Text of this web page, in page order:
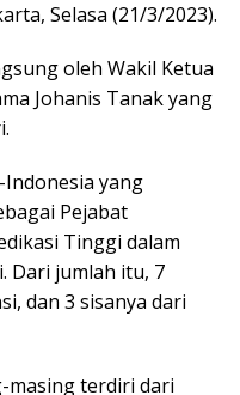
Selasa (21/3/2023).
oleh Wakil Ketua
Johanis Tanak yang
yang
Pejabat
Tinggi dalam
Dari jumlah itu, 7
dan 3 sisanya dari
masing terdiri dari